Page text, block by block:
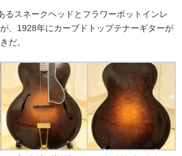
るスネークヘッドとフラワーポットインレ
、1928年にカーブドトップテナーギターが
だ。